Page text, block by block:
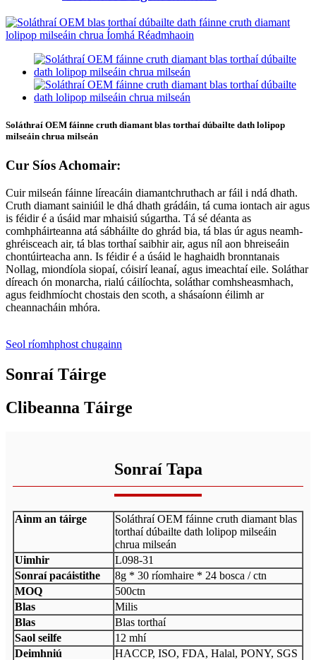
Soláthraí OEM fáinne cruth diamant blas torthaí dúbailte dath lolipop
milseáin chrua milseán
Cur Síos Achomair:
Cuir milseán fáinne líreacáin diamantchruthach ar fáil i ndá dhath.
Cruth diamant sainiúil le dhá dhath grádáin, tá cuma iontach air agus
is féidir é a úsáid mar mhaisiú súgartha. Tá sé déanta as
comhpháirteanna atá sábháilte do ghrád bia, tá blas úr agus neamh-
ghréisceach air, tá blas torthaí saibhir air, agus níl aon bhreiseáin
chontúirteacha ann. Is féidir é a úsáid le haghaidh bronntanais
Nollag, miondíola siopaí, cóisirí leanaí, agus imeachtaí eile. Soláthar
díreach ón monarcha, rialú cáilíochta, soláthar comhsheasmhach,
agus feidhmíocht chostais den scoth, a shásaíonn éilimh ar
cheannacháin mhóra.
Seol ríomhphost chugainn
Sonraí Táirge
Clibeanna Táirge
Sonraí Tapa
Ainm an táirge
Soláthraí OEM fáinne cruth diamant blas
torthaí dúbailte dath lolipop milseáin
chrua milseán
Uimhir
L098-31
Sonraí pacáistithe
8g * 30 ríomhaire * 24 bosca / ctn
MOQ
500ctn
Blas
Milis
Blas
Blas torthaí
Saol seilfe
12 mhí
Deimhniú
HACCP, ISO, FDA, Halal, PONY, SGS